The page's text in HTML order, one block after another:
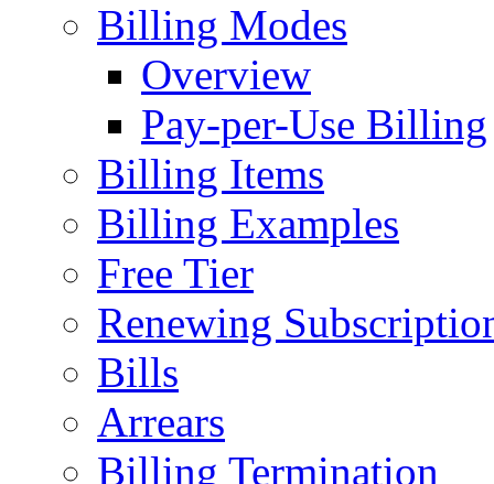
Billing Modes
Overview
Pay-per-Use Billing
Billing Items
Billing Examples
Free Tier
Renewing
Bills
Arrears
Billing Termination